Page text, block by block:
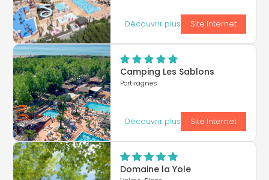
Découvrir plus Site Internet
Camping Les Sablons
Portiragnes
Découvrir plus Site Internet
Domaine la Yole